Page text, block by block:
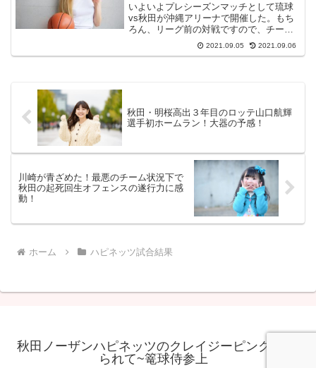
いよいよプレシーズンマッチとして琉球
vs秋田が沖縄アリーナで開催した。もち
ろん、リーグ前の対戦ですので、チーム
の仕上がりというよりは、課題をみつけ
たり戦術の確認という位置づけになるだ
2021.09.05 2021.09.06
秋田・明桜高出３年目のロッテ山口航輝
選手初ホームラン！大器の予感！
川崎が青ざめた！最悪のチーム状況下で
秋田の起死回生オフェンスの遂行力に感
動！
ホーム ハピネッツ試合結果
秋田ノーザンハピネッツのクレイジーピンクに魅せ
られて~篭球侍参上